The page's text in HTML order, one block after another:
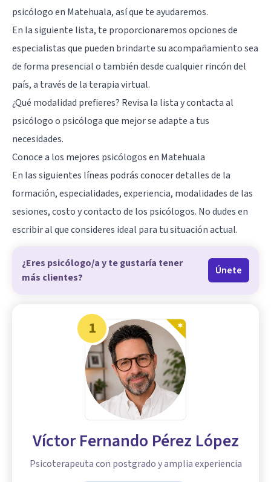
psicólogo en Matehuala, así que te ayudaremos.
En la siguiente lista, te proporcionaremos opciones de
especialistas que pueden brindarte su acompañamiento sea
de forma presencial o también desde cualquier rincón del
país, a través de la terapia virtual.
¿Qué modalidad prefieres? Revisa la lista y contacta al
psicólogo o psicóloga que mejor se adapte a tus
necesidades.
Conoce a los mejores psicólogos en Matehuala
En las siguientes líneas podrás conocer detalles de la
formación, especialidades, experiencia, modalidades de las
sesiones, costo y contacto de los psicólogos. No dudes en
escribir al que consideres ideal para tu situación actual.
¿Eres psicólogo/a y te gustaría tener
más clientes?
Únete
1
Víctor Fernando Pérez López
Psicoterapeuta con postgrado y amplia experiencia